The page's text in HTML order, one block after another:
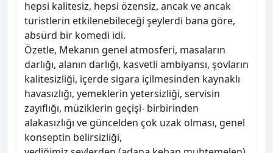
hepsi kalitesiz, hepsi özensiz, ancak ve ancak
turistlerin etkilenebileceği şeylerdi bana göre,
absürd bir komedi idi.
Özetle, Mekanın genel atmosferi, masaların
darlığı, alanın darlığı, kasvetli ambiyansı, şovların
kalitesizliği, içerde sigara içilmesinden kaynaklı
havasızlığı, yemeklerin yetersizliği, servisin
zayıflığı, müziklerin geçişi- birbirinden
alakasızlığı ve güncelden çok uzak olması, genel
konseptin belirsizliği,